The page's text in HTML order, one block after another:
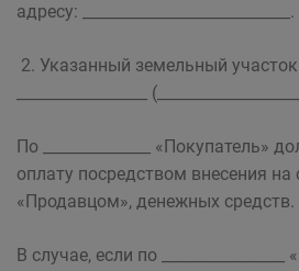
адресу: ___________________________.
2. Указанный земельный
_________________
По ______________ «Покупатель»
оплату посредством внесения на
«Продавцом», денежных средств.
В случае, если по